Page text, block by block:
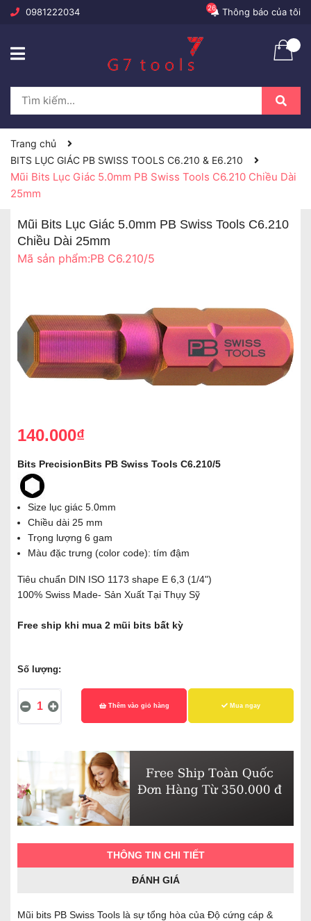
0981222034 Thông báo của tôi
26
Trang chủ
BITS LỤC GIÁC PB SWISS TOOLS C6.210 & E6.210
Mũi Bits Lục Giác 5.0mm PB Swiss Tools C6.210 Chiều Dài
25mm
Mũi Bits Lục Giác 5.0mm PB Swiss Tools C6.210
Chiều Dài 25mm
Mã sản phẩm:PB C6.210/5
140.000₫
Bits PrecisionBits PB Swiss Tools C6.210/5
Size lục giác 5.0mm
Chiều dài 25 mm
Trọng lượng 6 gam
Màu đặc trưng (color code): tím đậm
Tiêu chuẩn DIN ISO 1173 shape E 6,3 (1/4")
100% Swiss Made- Sản Xuất Tại Thụy Sỹ
Free ship khi mua 2 mũi bits bất kỳ
Số lượng:
Thêm vào giỏ hàng Mua ngay
THÔNG TIN CHI TIẾT
ĐÁNH GIÁ
Mũi bits PB Swiss Tools là sự tổng hòa của Độ cứng cáp &